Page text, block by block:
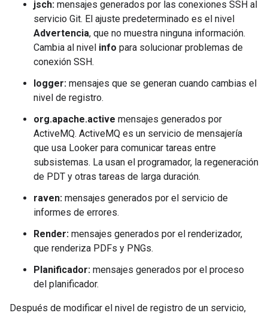
jsch: mensajes generados por las conexiones SSH al
servicio Git. El ajuste predeterminado es el nivel
Advertencia, que no muestra ninguna información.
Cambia al nivel info para solucionar problemas de
conexión SSH.
logger: mensajes que se generan cuando cambias el
nivel de registro.
org.apache.active mensajes generados por
ActiveMQ. ActiveMQ es un servicio de mensajería
que usa Looker para comunicar tareas entre
subsistemas. La usan el programador, la regeneración
de PDT y otras tareas de larga duración.
raven: mensajes generados por el servicio de
informes de errores.
Render: mensajes generados por el renderizador,
que renderiza PDFs y PNGs.
Planificador: mensajes generados por el proceso
del planificador.
Después de modificar el nivel de registro de un servicio,